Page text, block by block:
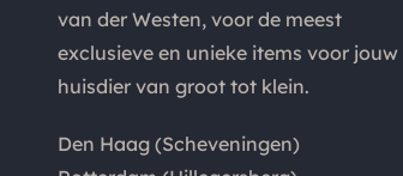
van der Westen, voor de meest
exclusieve en unieke items voor jouw
huisdier van groot tot klein.
Den Haag (Scheveningen)